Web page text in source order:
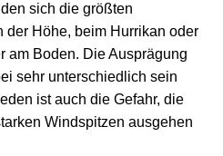
sich die größten
Höhe, beim Hurrikan oder
am Boden. Die Ausprägung
sehr unterschiedlich sein
ist auch die Gefahr, die
Windspitzen ausgehen